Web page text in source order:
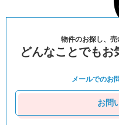
物件のお探し、
どんなことでもお
メールでのお
お問